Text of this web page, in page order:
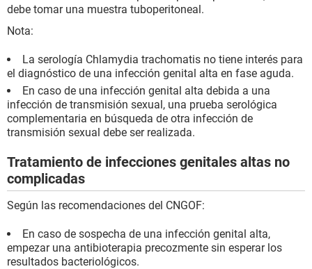
debe tomar una muestra tuboperitoneal.
Nota:
La serología Chlamydia trachomatis no tiene interés para
el diagnóstico de una infección genital alta en fase aguda.
En caso de una infección genital alta debida a una
infección de transmisión sexual, una prueba serológica
complementaria en búsqueda de otra infección de
transmisión sexual debe ser realizada.
Tratamiento de infecciones genitales altas no
complicadas
Según las recomendaciones del CNGOF:
En caso de sospecha de una infección genital alta,
empezar una antibioterapia precozmente sin esperar los
resultados bacteriológicos.